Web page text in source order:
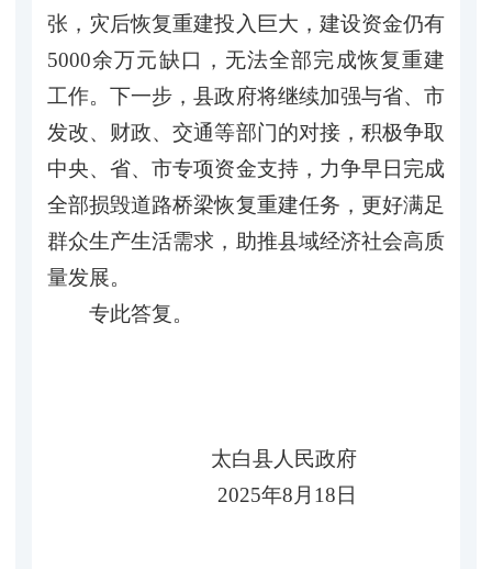
张，灾后恢复重建投入巨大，建设资金仍有
5000余万元缺口，无法全部完成恢复重建
工作。下一步，县政府将继续加强与省、市
发改、财政、交通等部门的对接，积极争取
中央、省、市专项资金支持，力争早日完成
全部损毁道路桥梁恢复重建任务，更好满足
群众生产生活需求，助推县域经济社会高质
量发展。
专此答复。
太白县人民政府
2025年8月18日